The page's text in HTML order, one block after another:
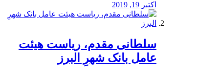
اکتبر 19, 2019
سلطانی مقدم، ریاست هیئت
عامل بانک شهرِ البرز